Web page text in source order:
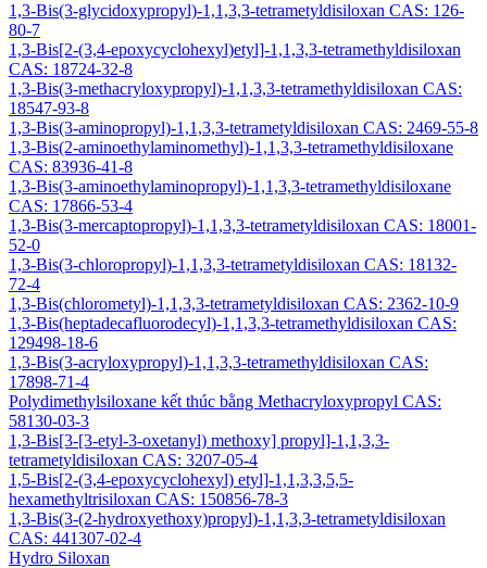
1,3-Bis(3-glycidoxypropyl)-1,1,3,3-tetrametyldisiloxan CAS: 126-
80-7
1,3-Bis[2-(3,4-epoxycyclohexyl)etyl]-1,1,3,3-tetramethyldisiloxan
CAS: 18724-32-8
1,3-Bis(3-methacryloxypropyl)-1,1,3,3-tetramethyldisiloxan CAS:
18547-93-8
1,3-Bis(3-aminopropyl)-1,1,3,3-tetrametyldisiloxan CAS: 2469-55-8
1,3-Bis(2-aminoethylaminomethyl)-1,1,3,3-tetramethyldisiloxane
CAS: 83936-41-8
1,3-Bis(3-aminoethylaminopropyl)-1,1,3,3-tetramethyldisiloxane
CAS: 17866-53-4
1,3-Bis(3-mercaptopropyl)-1,1,3,3-tetrametyldisiloxan CAS: 18001-
52-0
1,3-Bis(3-chloropropyl)-1,1,3,3-tetrametyldisiloxan CAS: 18132-
72-4
1,3-Bis(chlorometyl)-1,1,3,3-tetrametyldisiloxan CAS: 2362-10-9
1,3-Bis(heptadecafluorodecyl)-1,1,3,3-tetramethyldisiloxan CAS:
129498-18-6
1,3-Bis(3-acryloxypropyl)-1,1,3,3-tetramethyldisiloxan CAS:
17898-71-4
Polydimethylsiloxane kết thúc bằng Methacryloxypropyl CAS:
58130-03-3
1,3-Bis[3-[3-etyl-3-oxetanyl) methoxy] propyl]-1,1,3,3-
tetrametyldisiloxan CAS: 3207-05-4
1,5-Bis[2-(3,4-epoxycyclohexyl) etyl]-1,1,3,3,5,5-
hexamethyltrisiloxan CAS: 150856-78-3
1,3-Bis(3-(2-hydroxyethoxy)propyl)-1,1,3,3-tetrametyldisiloxan
CAS: 441307-02-4
Hydro Siloxan